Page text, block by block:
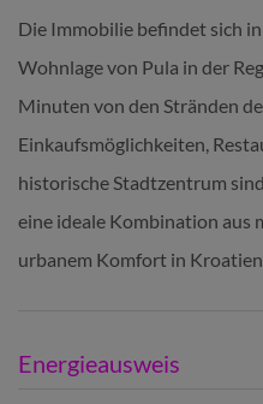
Die Immobilie befindet sich
Wohnlage von Pula in der
Minuten von den Stränden
Einkaufsmöglichkeiten,
historische Stadtzentrum
eine ideale Kombination aus
urbanem Komfort in
Energieausweis